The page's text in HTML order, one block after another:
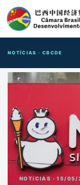
NOTÍCIAS · CBCDE
NOTíCIAS · 15/05/